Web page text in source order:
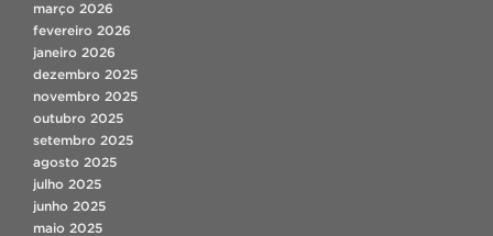
março 2026
fevereiro 2026
janeiro 2026
dezembro 2025
novembro 2025
outubro 2025
setembro 2025
agosto 2025
julho 2025
junho 2025
maio 2025